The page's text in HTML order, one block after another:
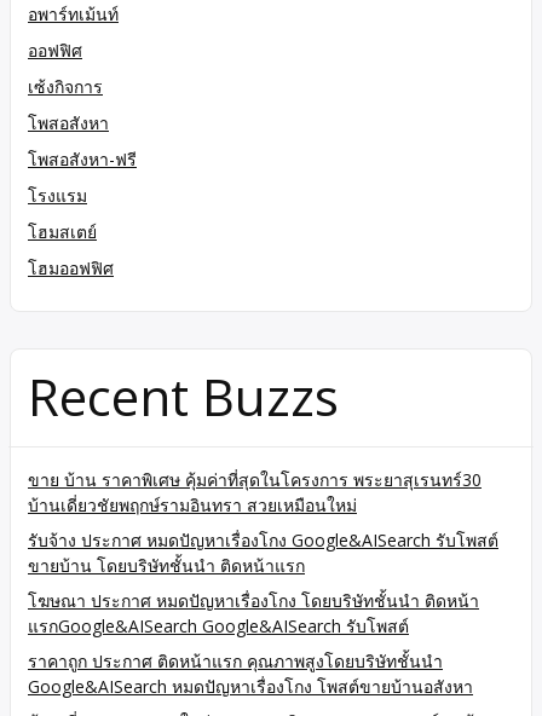
อพาร์ทเม้นท์
ออฟฟิศ
เซ้งกิจการ
โพสอสังหา
โพสอสังหา-ฟรี
โรงแรม
โฮมสเตย์
โฮมออฟฟิศ
Recent Buzzs
ขาย บ้าน ราคาพิเศษ คุ้มค่าที่สุดในโครงการ พระยาสุเรนทร์30
บ้านเดี่ยวชัยพฤกษ์รามอินทรา สวยเหมือนใหม่
รับจ้าง ประกาศ หมดปัญหาเรื่องโกง Google&AISearch รับโพสต์
ขายบ้าน โดยบริษัทชั้นนำ ติดหน้าแรก
โฆษณา ประกาศ หมดปัญหาเรื่องโกง โดยบริษัทชั้นนำ ติดหน้า
แรกGoogle&AISearch Google&AISearch รับโพสต์
ราคาถูก ประกาศ ติดหน้าแรก คุณภาพสูงโดยบริษัทชั้นนำ
Google&AISearch หมดปัญหาเรื่องโกง โพสต์ขายบ้านอสังหา